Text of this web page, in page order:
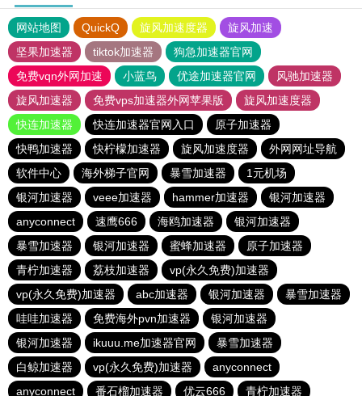
网站地图 QuickQ 旋风加速度器
旋风加速
坚果加速器
tiktok加速器
狗急加速器官网
免费vqn外网加速
小蓝鸟 优途加速器官网
风驰加速器
旋风加速器
免费vps加速器外网苹果版
旋风加速度器
快连加速器
快连加速器官网入口
原子加速器
快鸭加速器
快柠檬加速器 旋风加速度器
外网网址导航
软件中心
海外梯子官网 暴雪加速器
1元机场
银河加速器
veee加速器 hammer加速器
银河加速器
anyconnect
速鹰666 海鸥加速器
银河加速器
暴雪加速器
银河加速器 蜜蜂加速器
原子加速器
青柠加速器
荔枝加速器
vp(永久免费)加速器
vp(永久免费)加速器
abc加速器 银河加速器
暴雪加速器
哇哇加速器
免费海外pvn加速器
银河加速器
银河加速器
ikuuu.me加速器官网
暴雪加速器
白鲸加速器
vp(永久免费)加速器
anyconnect
anyconnect
番石榴加速器 优云666 青柠加速器